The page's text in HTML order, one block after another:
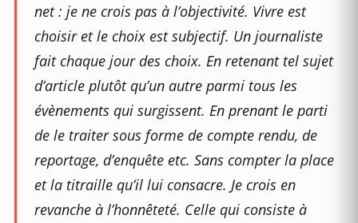
net : je ne crois pas à l’objectivité. Vivre est
choisir et le choix est subjectif. Un journaliste
fait chaque jour des choix. En retenant tel sujet
d’article plutôt qu’un autre parmi tous les
évènements qui surgissent. En prenant le parti
de le traiter sous forme de compte rendu, de
reportage, d’enquête etc. Sans compter la place
et la titraille qu’il lui consacre. Je crois en
revanche à l’honnêteté. Celle qui consiste à